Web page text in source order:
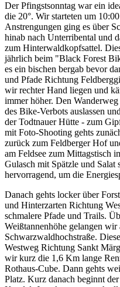
Der Pfingstsonntag war ein
die 20°. Wir starteten um
Anstrengungen ging es über
hinab nach Unterribental und
zum Hinterwaldkopfsattel.
jährlich beim "Black Forest
es ein bischen bergab bevor
und Pfade Richtung
wir rechter Hand liegen und
immer höher. Den
des Bike-Verbots auslassen
der Todtnauer Hütte - zum
mit Foto-Shooting gehts
zurück zum Feldberger Hof
am Feldsee zum Mittagstisch
Gulasch mit Spätzle und Salat
hervorragend, um die
Danach gehts locker über
und Hinterzarten Richtung
schmalere Pfade und Trails.
Weißtannenhöhe gelangen
Schwarzwaldhochstraße.
Westweg Richtung Sankt
wir kurz die 1,6 Km lange
Rothaus-Cube. Dann gehts
Platz. Kurz danach beginnt